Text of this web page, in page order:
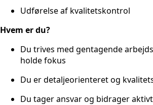
Udførelse af kvalitetskontrol
Hvem er du?
Du trives med gentagende
holde fokus
Du er detaljeorienteret og
Du tager ansvar og bidrager